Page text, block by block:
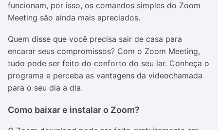
funcionam, por isso, os comandos simples do Zoom
Meeting são ainda mais apreciados.
Quem disse que você precisa sair de casa para
encarar seus compromissos? Com o Zoom Meeting,
tudo pode ser feito do conforto do seu lar. Conheça o
programa e perceba as vantagens da videochamada
para o seu dia a dia.
Como baixar e instalar o Zoom?